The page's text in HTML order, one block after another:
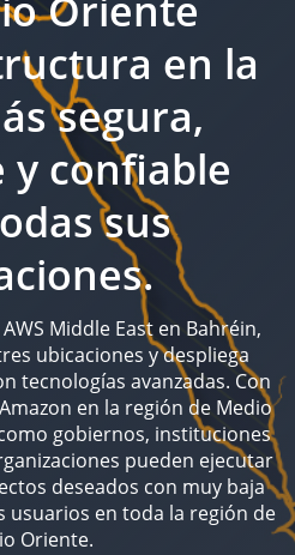
en la
segura,
y confiable
sus
Middle East en Bahréin,
ubicaciones y despliega
tecnologías avanzadas. Con
en la región de Medio
gobiernos, instituciones
pueden ejecutar
deseados con muy baja
usuarios en toda la región de
Oriente.